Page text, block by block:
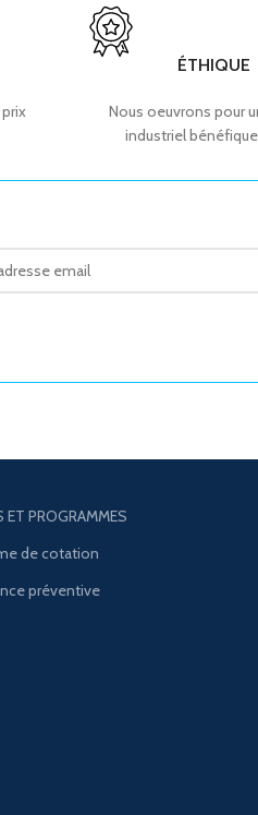
ÉTHIQUE
Nous oeuvrons pour
industriel
ET PROGRAMMES
de cotation
préventive